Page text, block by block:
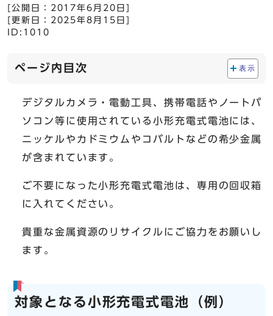
[公開日： 2017年6月20日
[更新日： 2025年8月15日
ID:1010
ページ内目次 表示
デジタルカメラ・電動工具、携帯電話やノートパ
ソコン等に使用されている小形充電式電池には、
ニッケルやカドミウムやコバルトなどの希少金属
が含まれています。
ご不要になった小形充電式電池は、専用の回収箱
に入れてください。
貴重な金属資源のリサイクルにご協力をお願いし
ます。
対象となる小形充電式電池（例）